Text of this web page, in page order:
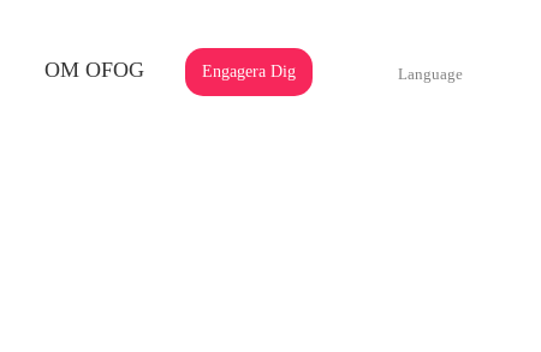
Language
OM OFOG Engagera Dig